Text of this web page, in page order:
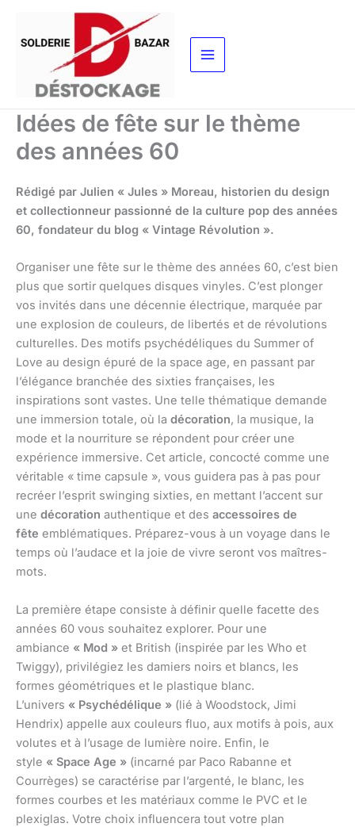
contenu
Idées de fête sur le thème
des années 60
Rédigé par Julien « Jules » Moreau, historien du design
et collectionneur passionné de la culture pop des années
60, fondateur du blog « Vintage Révolution ».
Organiser une fête sur le thème des années 60, c’est bien
plus que sortir quelques disques vinyles. C’est plonger
vos invités dans une décennie électrique, marquée par
une explosion de couleurs, de libertés et de révolutions
culturelles. Des motifs psychédéliques du Summer of
Love au design épuré de la space age, en passant par
l’élégance branchée des sixties françaises, les
inspirations sont vastes. Une telle thématique demande
une immersion totale, où la décoration, la musique, la
mode et la nourriture se répondent pour créer une
expérience immersive. Cet article, concocté comme une
véritable « time capsule », vous guidera pas à pas pour
recréer l’esprit swinging sixties, en mettant l’accent sur
une décoration authentique et des accessoires de
fête emblématiques. Préparez-vous à un voyage dans le
temps où l’audace et la joie de vivre seront vos maîtres-
mots.
La première étape consiste à définir quelle facette des
années 60 vous souhaitez explorer. Pour une
ambiance « Mod » et British (inspirée par les Who et
Twiggy), privilégiez les damiers noirs et blancs, les
formes géométriques et le plastique blanc.
L’univers « Psychédélique » (lié à Woodstock, Jimi
Hendrix) appelle aux couleurs fluo, aux motifs à pois, aux
volutes et à l’usage de lumière noire. Enfin, le
style « Space Age » (incarné par Paco Rabanne et
Courrèges) se caractérise par l’argenté, le blanc, les
formes courbes et les matériaux comme le PVC et le
plexiglas. Votre choix influencera tout votre plan